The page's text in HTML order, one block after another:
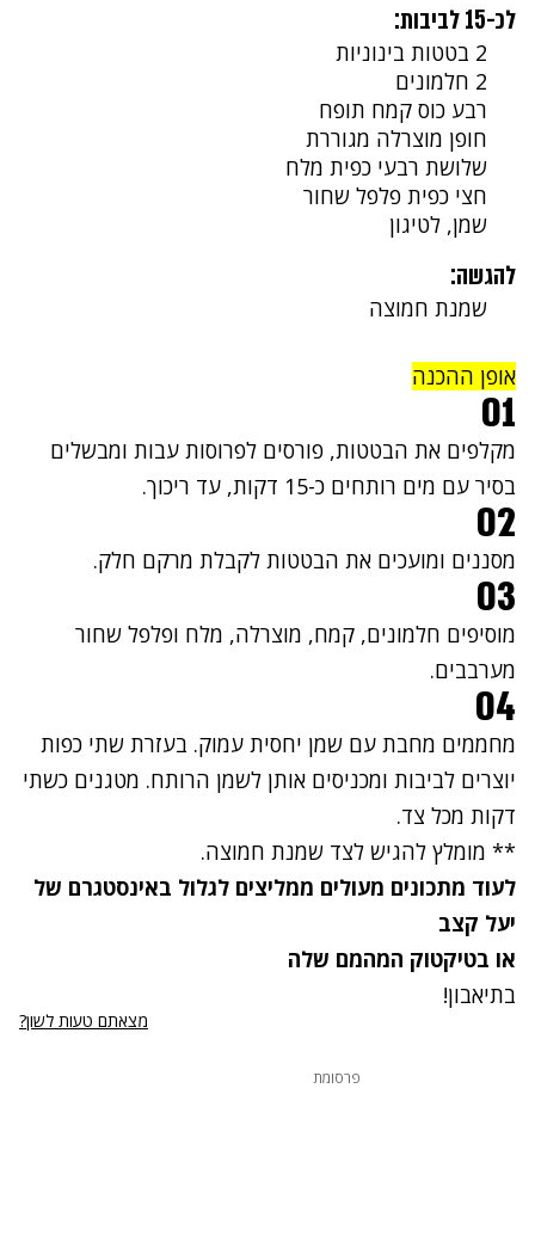
לכ-15 לביבות:
2 בטטות בינוניות
2 חלמונים
רבע כוס קמח תופח
חופן מוצרלה מגוררת
שלושת רבעי כפית מלח
חצי כפית פלפל שחור
שמן, לטיגון
להגשה:
שמנת חמוצה
אופן ההכנה
01
מקלפים את הבטטות, פורסים לפרוסות עבות ומבשלים
בסיר עם מים רותחים כ-15 דקות, עד ריכוך.
02
מסננים ומועכים את הבטטות לקבלת מרקם חלק.
03
מוסיפים חלמונים, קמח, מוצרלה, מלח ופלפל שחור
מערבבים.
04
מחממים מחבת עם שמן יחסית עמוק. בעזרת שתי כפות
יוצרים לביבות ומכניסים אותן לשמן הרותח. מטגנים כשתי
דקות מכל צד.
** מומלץ להגיש לצד שמנת חמוצה.
לעוד מתכונים מעולים ממליצים לגלול באינסטגרם של
יעל קצב
או בטיקטוק המהמם שלה
בתיאבון!
מצאתם טעות לשון?
פרסומת